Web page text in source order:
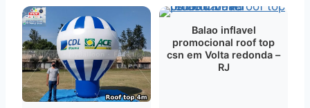
Balao inflavel
promocional roof top
csn em Volta redonda –
RJ